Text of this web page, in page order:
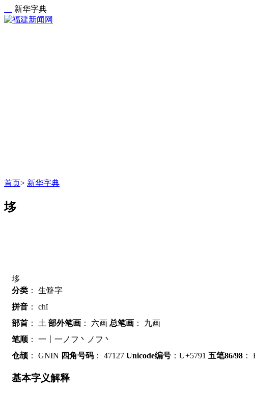
新华字典
首页> 新华字典
垑
垑
分类 ： 生僻字
拼音 ： chĭ
部首 ： 土 部外笔画 ： 六画 总笔画 ： 九画
笔顺 ： 一丨一ノフ丶ノフ丶
仓颉 ： GNIN 四角号码 ： 47127 Unicode编号 ：U+5791 五笔86/98 ：
基本字义解释